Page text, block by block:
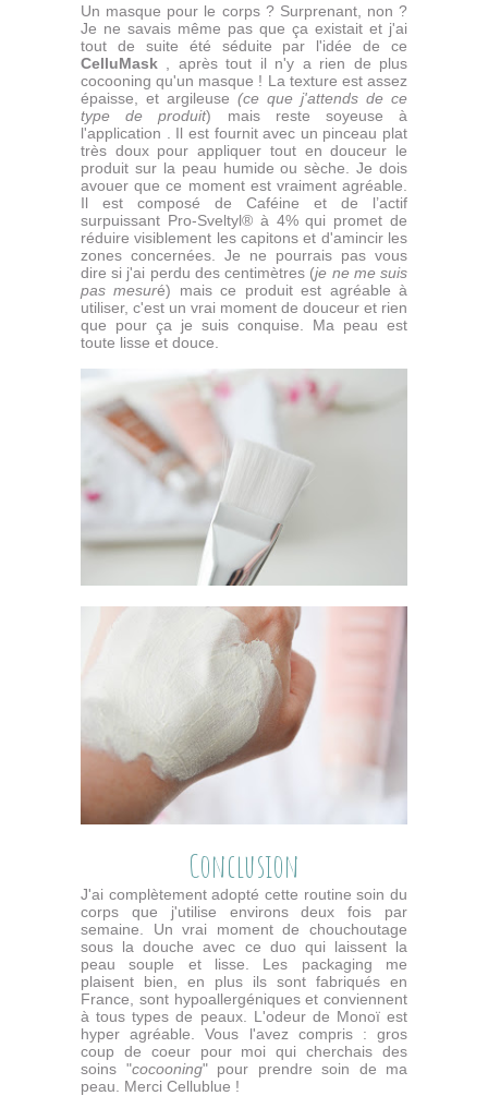
Un masque pour le corps ? Surprenant, non ?
Je ne savais même pas que ça existait et j'ai
tout de suite été séduite par l'idée de ce
CelluMask , après tout il n'y a rien de plus
cocooning qu'un masque ! La texture est assez
épaisse, et argileuse (ce que j'attends de ce
type de produit) mais reste soyeuse à
l'application . Il est fournit avec un pinceau plat
très doux pour appliquer tout en douceur le
produit sur la peau humide ou sèche. Je dois
avouer que ce moment est vraiment agréable.
Il est composé de Caféine et de l’actif
surpuissant Pro-Sveltyl® à 4% qui promet de
réduire visiblement les capitons et d'amincir les
zones concernées. Je ne pourrais pas vous
dire si j'ai perdu des centimètres (je ne me suis
pas mesuré) mais ce produit est agréable à
utiliser, c'est un vrai moment de douceur et rien
que pour ça je suis conquise. Ma peau est
toute lisse et douce.
Conclusion
J'ai complètement adopté cette routine soin du
corps que j'utilise environs deux fois par
semaine. Un vrai moment de chouchoutage
sous la douche avec ce duo qui laissent la
peau souple et lisse. Les packaging me
plaisent bien, en plus ils sont fabriqués en
France, sont hypoallergéniques et conviennent
à tous types de peaux. L'odeur de Monoï est
hyper agréable. Vous l'avez compris : gros
coup de coeur pour moi qui cherchais des
soins "cocooning" pour prendre soin de ma
peau. Merci Cellublue !